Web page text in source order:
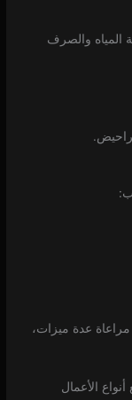
والصرف
عدة ميزات،
الأعمال